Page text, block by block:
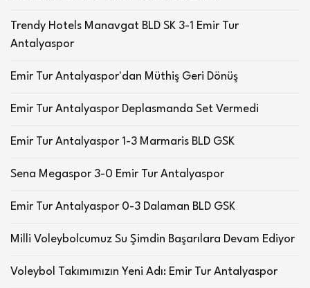
Trendy Hotels Manavgat BLD SK 3-1 Emir Tur
Antalyaspor
Emir Tur Antalyaspor'dan Müthiş Geri Dönüş
Emir Tur Antalyaspor Deplasmanda Set Vermedi
Emir Tur Antalyaspor 1-3 Marmaris BLD GSK
Sena Megaspor 3-0 Emir Tur Antalyaspor
Emir Tur Antalyaspor 0-3 Dalaman BLD GSK
Milli Voleybolcumuz Su Şimdin Başarılara Devam Ediyor
Voleybol Takımımızın Yeni Adı: Emir Tur Antalyaspor